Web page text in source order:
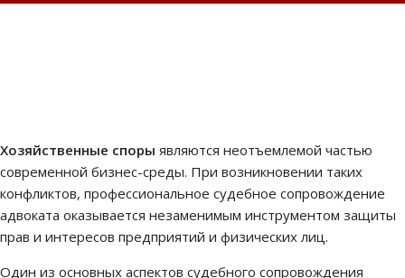
Хозяйственные споры являются неотъемлемой частью
современной бизнес-среды. При возникновении таких
конфликтов, профессиональное судебное сопровождение
адвоката оказывается незаменимым инструментом защиты
прав и интересов предприятий и физических лиц.
Один из основных аспектов судебного сопровождения